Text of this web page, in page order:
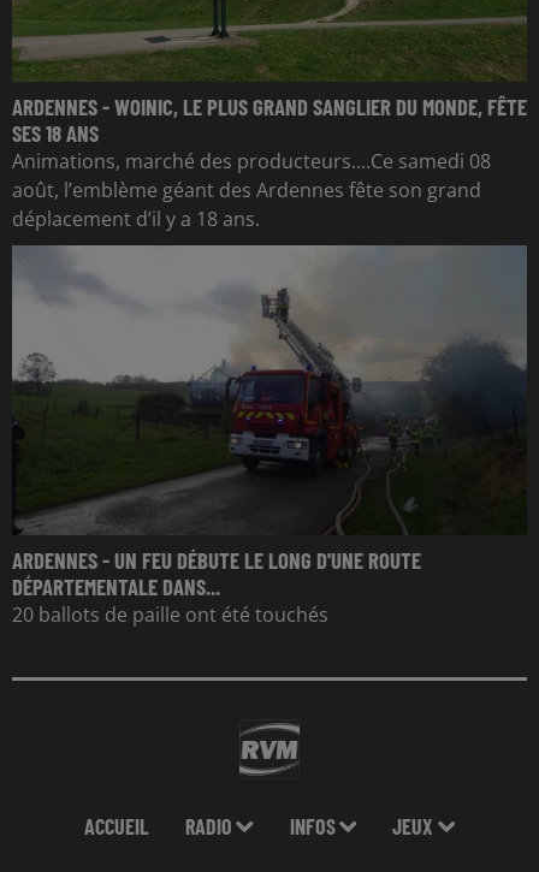
ARDENNES - WOINIC, LE PLUS GRAND SANGLIER DU MONDE, FÊTE
SES 18 ANS
Animations, marché des producteurs....Ce samedi 08
août, l’emblème géant des Ardennes fête son grand
déplacement d’il y a 18 ans.
ARDENNES - UN FEU DÉBUTE LE LONG D'UNE ROUTE
DÉPARTEMENTALE DANS...
20 ballots de paille ont été touchés
ACCUEIL RADIO INFOS JEUX